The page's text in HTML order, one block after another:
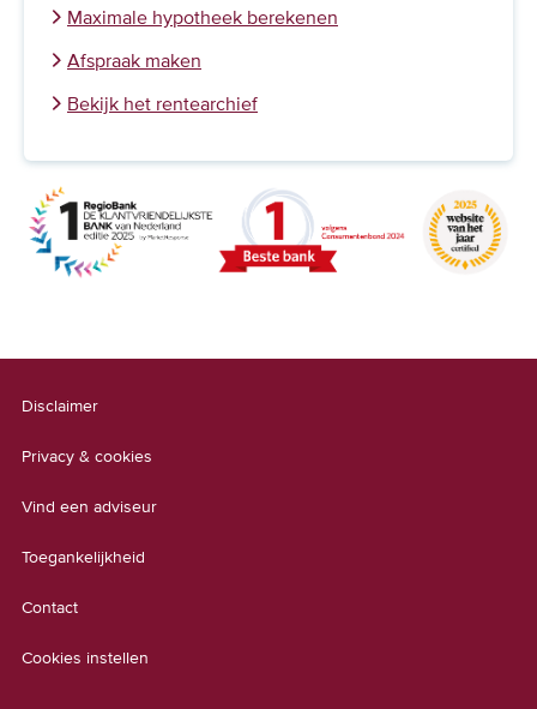
Maximale hypotheek berekenen
Afspraak maken
Bekijk het rentearchief
Disclaimer
Privacy & cookies
Vind een adviseur
Toegankelijkheid
Contact
Cookies instellen